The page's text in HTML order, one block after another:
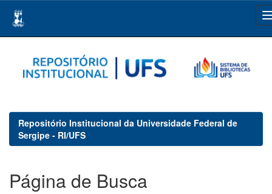
navigation
Repositório Institucional da Universidade Federal de
Sergipe - RI/UFS
Página de Busca